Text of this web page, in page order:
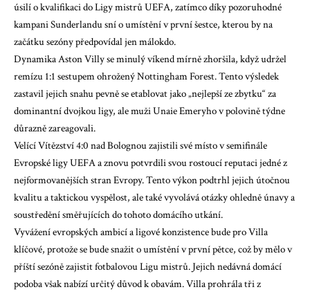
úsilí o kvalifikaci do Ligy mistrů UEFA, zatímco díky pozoruhodné
kampani Sunderlandu sní o umístění v první šestce, kterou by na
začátku sezóny předpovídal jen málokdo.
Dynamika Aston Villy se minulý víkend mírně zhoršila, když udržel
remízu 1:1 sestupem ohrožený Nottingham Forest. Tento výsledek
zastavil jejich snahu pevně se etablovat jako „nejlepší ze zbytku“ za
dominantní dvojkou ligy, ale muži Unaie Emeryho v polovině týdne
důrazně zareagovali.
VelícíVítězství 4:0 nad Bolognouzajistili své místo v semifinále
Evropské ligy UEFA a znovu potvrdili svou rostoucí reputaci jedné z
nejformovanějších stran Evropy. Tento výkon podtrhl jejich útočnou
kvalitu a taktickou vyspělost, ale také vyvolává otázky ohledně únavy a
soustředění směřujících do tohoto domácího utkání.
Vyvážení evropských ambicí a ligové konzistence bude pro Villa
klíčové, protože se bude snažit o umístění v první pětce, což by mělo v
příští sezóně zajistit fotbalovou Ligu mistrů. Jejich nedávná domácí
podoba však nabízí určitý důvod k obavám. Villa prohrála tři z